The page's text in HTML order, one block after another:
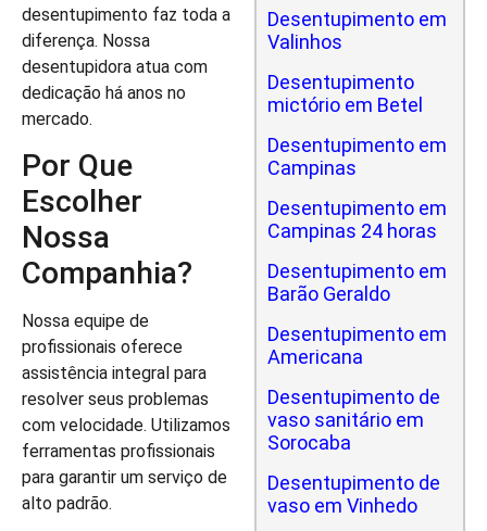
desentupimento faz toda a
diferença. Nossa
desentupidora atua com
dedicação há anos no
mercado.
Por Que
Escolher
Nossa
Companhia?
Nossa equipe de
profissionais oferece
assistência integral para
resolver seus problemas
com velocidade. Utilizamos
ferramentas profissionais
para garantir um serviço de
alto padrão.
Desentupimento em
Valinhos
Desentupimento
mictório em Betel
Desentupimento em
Campinas
Desentupimento em
Campinas 24 horas
Desentupimento em
Barão Geraldo
Desentupimento em
Americana
Desentupimento de
vaso sanitário em
Sorocaba
Desentupimento de
vaso em Vinhedo